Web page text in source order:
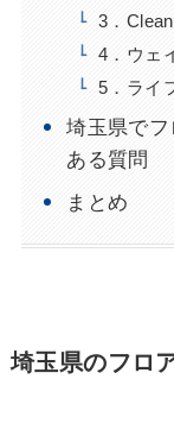
3．
4．ウェ
5．ライ
埼玉県でフ
ある質問
まとめ
埼玉県のフロ